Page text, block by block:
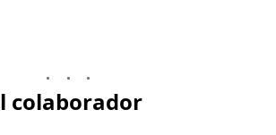
colaborador